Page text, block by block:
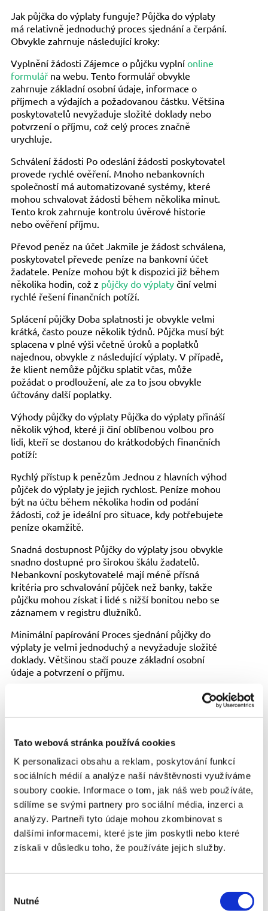
Tato webová stránka používá cookies
K personalizaci obsahu a reklam, poskytování funkcí
sociálních médií a analýze naší návštěvnosti využíváme
soubory cookie. Informace o tom, jak náš web používáte,
sdílíme se svými partnery pro sociální média, inzerci a
analýzy. Partneři tyto údaje mohou zkombinovat s
dalšími informacemi, které jste jim poskytli nebo které
získali v důsledku toho, že používáte jejich služby.
souhlasu
Nutné
Jak půjčka do výplaty funguje? Půjčka do výplaty
má relativně jednoduchý proces sjednání a čerpání.
Obvykle zahrnuje následující kroky:
Vyplnění žádosti Zájemce o půjčku vyplní online
formulářna webu. Tento formulář obvykle
zahrnuje základní osobní údaje, informace o
příjmech a výdajích a požadovanou částku. Většina
poskytovatelů nevyžaduje složité doklady nebo
potvrzení o příjmu, což celý proces značně
urychluje.
Schválení žádosti Po odeslání žádosti poskytovatel
provede rychlé ověření. Mnoho nebankovních
společností má automatizované systémy, které
mohou schvalovat žádosti během několika minut.
Tento krok zahrnuje kontrolu úvěrové historie
nebo ověření příjmu.
Převod peněz na účet Jakmile je žádost schválena,
poskytovatel převede peníze na bankovní účet
žadatele. Peníze mohou být k dispozici již během
několika hodin, což z půjčky do výplatyčiní velmi
rychlé řešení finančních potíží.
Splácení půjčky Doba splatnosti je obvykle velmi
krátká, často pouze několik týdnů. Půjčka musí být
splacena v plné výši včetně úroků a poplatků
najednou, obvykle z následující výplaty. V případě,
že klient nemůže půjčku splatit včas, může
požádat o prodloužení, ale za to jsou obvykle
účtovány další poplatky.
Výhody půjčky do výplaty Půjčka do výplaty přináší
několik výhod, které ji činí oblíbenou volbou pro
lidi, kteří se dostanou do krátkodobých finančních
potíží:
Rychlý přístup k penězům Jednou z hlavních výhod
půjček do výplaty je jejich rychlost. Peníze mohou
být na účtu během několika hodin od podání
žádosti, což je ideální pro situace, kdy potřebujete
peníze okamžitě.
Snadná dostupnost Půjčky do výplaty jsou obvykle
snadno dostupné pro širokou škálu žadatelů.
Nebankovní poskytovatelé mají méně přísná
kritéria pro schvalování půjček než banky, takže
půjčku mohou získat i lidé s nižší bonitou nebo se
záznamem v registru dlužníků.
Minimální papírování Proces sjednání půjčky do
výplaty je velmi jednoduchý a nevyžaduje složité
doklady. Většinou stačí pouze základní osobní
údaje a potvrzení o příjmu.
výplaty umožňují žadatelům vybrat si částku a
dobu splatnosti podle jejich individuálních potřeb.
krátkodobých finančních problémů.
Nevýhody půjčky do výplaty I přes své výhody mají
půjčky do výplaty také některé nevýhody, které je
důležité vzít v úvahu:
Vysoké úrokové sazby a RPSN Půjčky do výplaty
mají často velmi vysoké úrokové sazby a roční
procentní sazbu nákladů (RPSN). I když se jedná o
krátkodobé půjčky, vysoké náklady mohou
než se na první pohled zdá.
Krátká doba splatnosti Krátká doba splatnosti